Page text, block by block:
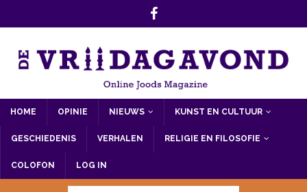
HOME OPINIE NIEUWS KUNST EN CULTUUR
GESCHIEDENIS VERHALEN RELIGIE EN FILOSOFIE
COLOFON LOG IN